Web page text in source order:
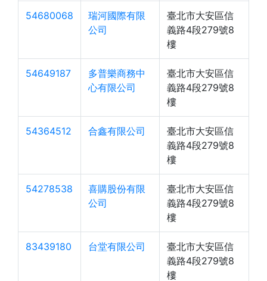
54680068
瑞河國際有限
公司
臺北市大安區信
義路4段279號8
樓
54649187
多普樂商務中
心有限公司
臺北市大安區信
義路4段279號8
樓
54364512 合鑫有限公司
臺北市大安區信
義路4段279號8
樓
54278538
喜購股份有限
公司
臺北市大安區信
義路4段279號8
樓
83439180 台堂有限公司
臺北市大安區信
義路4段279號8
樓